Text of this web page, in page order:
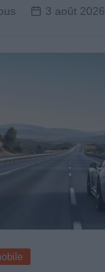
3 août 2026